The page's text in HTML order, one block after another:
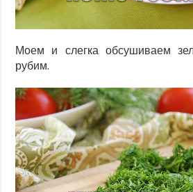
Моем и слегка обсушиваем
рубим.